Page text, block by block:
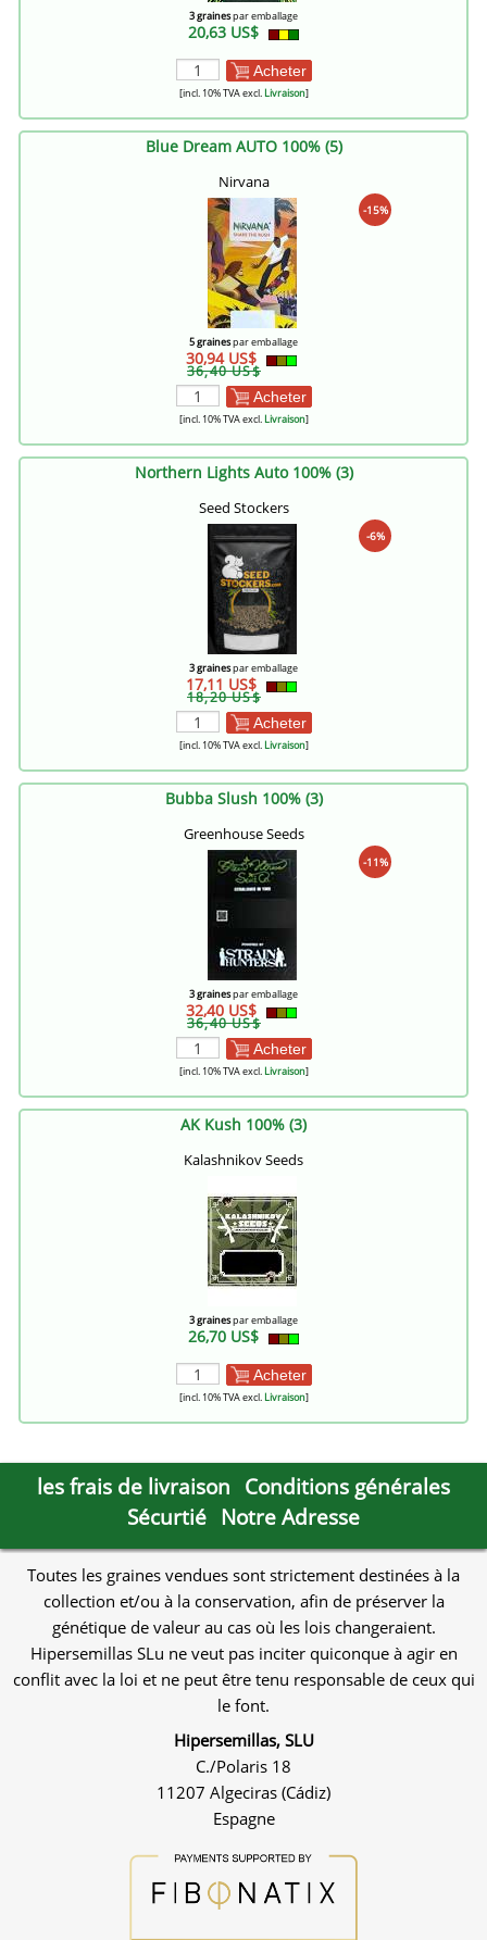
3 grainespar emballage
20,63 US$
Acheter
[incl. 10% TVA excl.Livraison]
Blue Dream AUTO 100% (5)
Nirvana
-15%
5 grainespar emballage
30,94 US$
36,40 US$
Acheter
[incl. 10% TVA excl.Livraison]
Northern Lights Auto 100% (3)
Seed Stockers
-6%
3 grainespar emballage
17,11 US$
18,20 US$
Acheter
[incl. 10% TVA excl.Livraison]
Bubba Slush 100% (3)
Greenhouse Seeds
-11%
3 grainespar emballage
32,40 US$
36,40 US$
Acheter
[incl. 10% TVA excl.Livraison]
AK Kush 100% (3)
Kalashnikov Seeds
3 grainespar emballage
26,70 US$
Acheter
[incl. 10% TVA excl.Livraison]
les frais de livraison Conditions générales
Sécurtié Notre Adresse
Toutes les graines vendues sont strictement destinées à la
collection et/ou à la conservation, afin de préserver la
génétique de valeur au cas où les lois changeraient.
Hipersemillas SLu ne veut pas inciter quiconque à agir en
conflit avec la loi et ne peut être tenu responsable de ceux qui
le font.
Hipersemillas, SLU
C./Polaris 18
11207 Algeciras (Cádiz)
Espagne